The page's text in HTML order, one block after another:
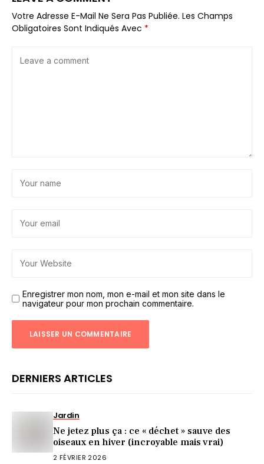
Votre Adresse E-Mail Ne Sera Pas Publiée. Les Champs
Obligatoires Sont Indiqués Avec *
Enregistrer mon nom, mon e-mail et mon site dans le
navigateur pour mon prochain commentaire.
DERNIERS ARTICLES
Jardin
Ne jetez plus ça : ce « déchet » sauve des
oiseaux en hiver (incroyable mais vrai)
2 FÉVRIER 2026